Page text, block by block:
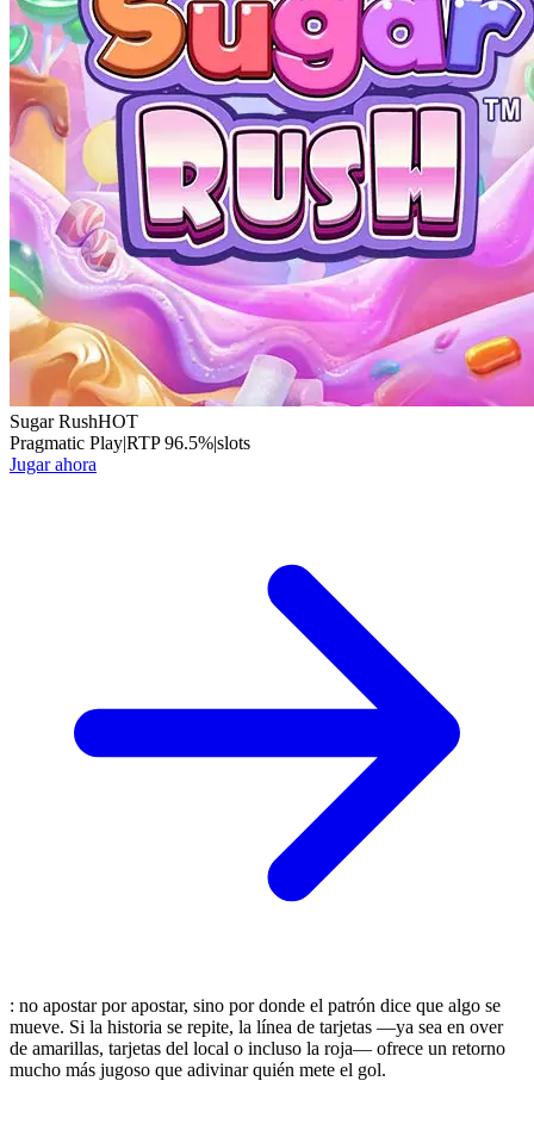
Sugar RushHOT
Pragmatic Play|RTP96.5%|slots
Jugar ahora
: no apostar por apostar, sino por donde el patrón dice que algo se
mueve. Si la historia se repite, la línea de tarjetas —ya sea en over
de amarillas, tarjetas del local o incluso la roja— ofrece un retorno
mucho más jugoso que adivinar quién mete el gol.